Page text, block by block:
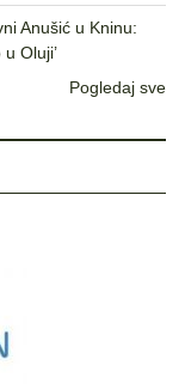
Anušić u Kninu:
Oluji’
Pogledaj sve